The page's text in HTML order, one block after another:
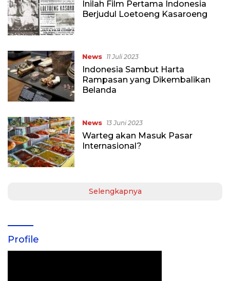
Inilah Film Pertama Indonesia
Berjudul Loetoeng Kasaroeng
News 11 Juli 2023
Indonesia Sambut Harta
Rampasan yang Dikembalikan
Belanda
News 13 Juni 2023
Warteg akan Masuk Pasar
Internasional?
Selengkapnya
Profile